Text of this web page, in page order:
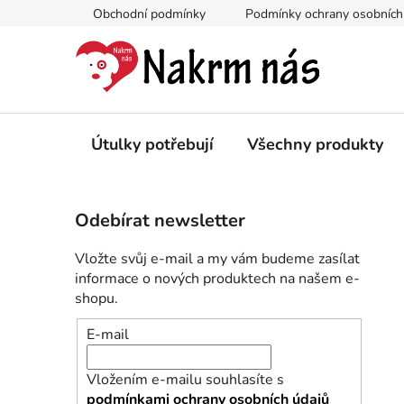
Obchodní podmínky Podmínky ochrany
Útulky potřebují Všechny produkty
o
s
t
r
a
Odebírat newsletter
Vložte svůj e-mail a my vám budeme zasílat
informace o nových produktech na našem e-
shopu.
E-mail
Vložením e-mailu souhlasíte s
podmínkami ochrany osobních údajů